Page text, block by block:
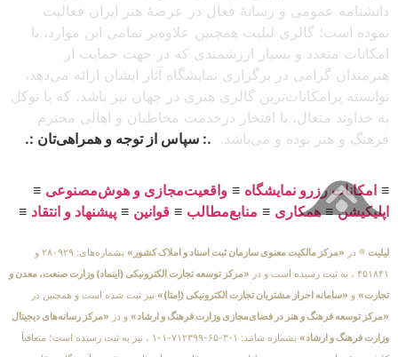
دانشنامه عمومی و رسانهٔ فعال در عرصهٔ هنر ایران فعالیت
نموده است؛ گالری لیلیت همچنین علاوه‌بر تمامی این موارد، با
امکانات متعدد و بسیار ارزشمندی که در جهت حمایت از
هنرمندان گرامی در برگزاری نمایشگاه آثار ایشان ارائه می‌دهد،
توانسته پرامکانات‌ترین گالری هنری در جهان نیز باشد، که با توکل
به خداوند متعال، با افتخار درخدمت مخاطبان و اهالی محترم
فرهنگ و هنر بوده و می‌باشد. .: سپاس از توجه و همراهی‌تان :.
≡ امکانات رزرو نمایشگاه ≡ واقعیت‌مجازی و هوش‌مصنوعی ≡
اپلیکیشن≡همکاری ≡ منابع‌مطالب ≡ قوانین ≡ پیشنهاد و انتقاد ≡
لیلیت ® در «مرکز مالکیت معنوی سازمان ثبت اسناد و املاک کشور»
بشماره‌های: ۲۸۰۹۲۹ و
۴۵۱۸۴۱ ، به ثبت رسیده است و در
«مرکز توسعه تجارت الکترونیکی (اینماد) وزارت صنعت، معدن و
تجارت» و «سامانه احراز مشتریان تجارت الکترونیکی (اِمتا)» نیز ثبت شده است و همچنین در
«مرکز توسعه فرهنگ و هنر در فضای‌مجازی وزارت فرهنگ و ارشاد» و در «مرکز رسانه‌های دیجیتال
وزارت فرهنگ و ارشاد»
بشماره شامَد: ۱-۳-۶۵-۷۱۲۳۹۹-۱-۱ ، نیز به ثبت رسیده است؛ متعاقباً